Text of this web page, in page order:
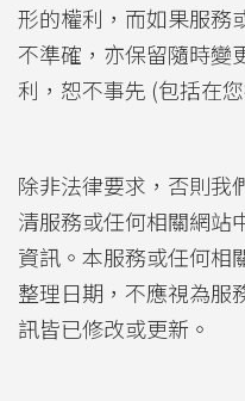
形的權利，而如果服務
不準確，亦保留隨時變
利，恕不事先 (包括在
除非法律要求，否則我
清服務或任何相關網站
資訊。本服務或任何相
整理日期，不應視為服
訊皆已修改或更新。